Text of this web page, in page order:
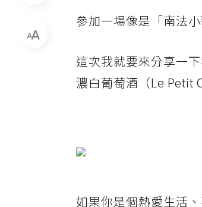
參加一場像是「南法
這次我就要來分享一
濃白葡萄酒（Le Petit
如果你是個熱愛生活